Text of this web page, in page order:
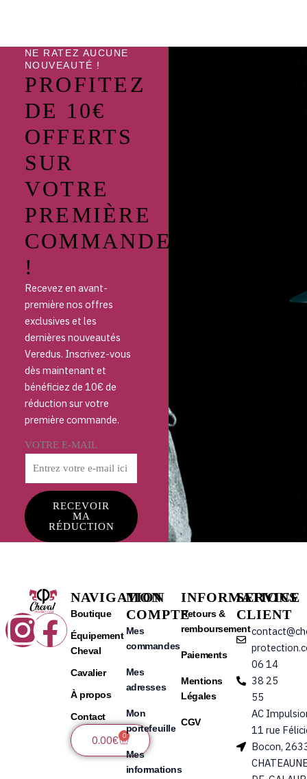
NE RATEZ AUCUNE
NOUVEAUTÉ !
PROFITEZ
DE 10€
OFFERTS
SUR
VOTRE
PREMIÈRE
COMMANDE
!
Recevez en avant-
première nos offres
exclusives et les
dernières nouveautés
Veredus. Inscrivez-vous
dès maintenant et
bénéficiez de 10€ de
réduction sur votre
première commande.
VOTRE E-MAIL
RECEVOIR
MA
RÉDUCTION
Instagram
Facebook
NAVIGATION
Boutique
Équipement
Cheval
Cavalier
À propos
Contact
0.00€ 0
Panier
MON
COMPTE
Mes
commandes
Mes
adresses
Mon
portefeuille
Mes
informations
INFORMATIONS
Retours &
remboursement
Paiements
Mentions
Légales
CGV
SERVICE
CLIENT
06 14
38 25
55
AC
11 rue
Bocon,